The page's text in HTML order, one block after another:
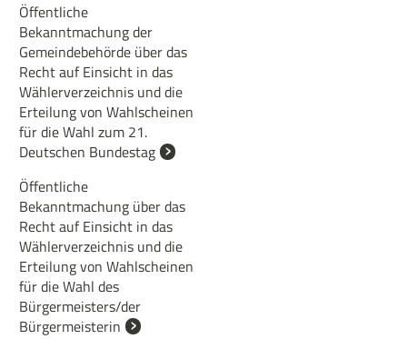
Öffentliche
Bekanntmachung der
Gemeindebehörde über das
Recht auf Einsicht in das
Wählerverzeichnis und die
Erteilung von Wahlscheinen
für die Wahl zum 21.
Deutschen Bundestag
Öffentliche
Bekanntmachung über das
Recht auf Einsicht in das
Wählerverzeichnis und die
Erteilung von Wahlscheinen
für die Wahl des
Bürgermeisters/der
Bürgermeisterin